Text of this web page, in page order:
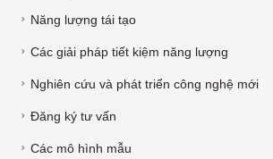
Năng lượng tái tạo
Các giải pháp tiết kiệm năng lượng
Nghiên cứu và phát triển công nghệ mới
Đăng ký tư vấn
Các mô hình mẫu